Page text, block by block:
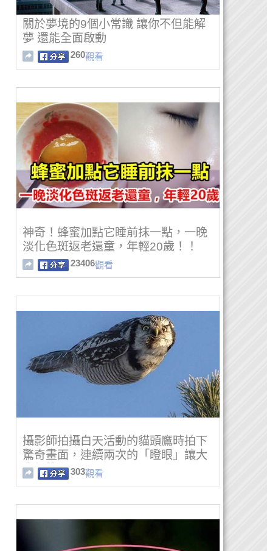
關於夢境的9個小常識 讓你不但能解
夢 還能全面啟動
260觀看
神奇！蜂蜜加點它睡前抹一點，一晚
淡化色斑返老還童，年輕20歲！！
23406觀看
攝影師拍攝白天活動的貓頭鷹時拍下
驚奇畫面，連續兩次的「瞪眼」讓大
家都笑翻了！
303觀看